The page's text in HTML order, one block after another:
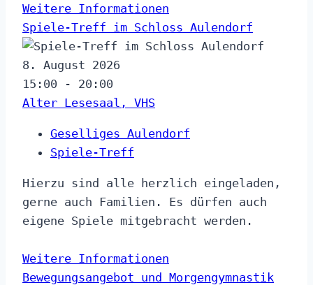
Weitere Informationen
Spiele-Treff im Schloss Aulendorf
8. August 2026
15:00 - 20:00
Alter Lesesaal, VHS
Geselliges Aulendorf
Spiele-Treff
Hierzu sind alle herzlich eingeladen,
gerne auch Familien. Es dürfen auch
eigene Spiele mitgebracht werden.
Weitere Informationen
Bewegungsangebot und Morgengymnastik